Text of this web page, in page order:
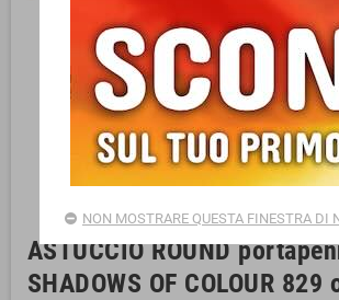
ASTUCCIO ROUND
SHADOWS OF COLOUR
NON MOSTRARE QUESTA FINESTRA DI